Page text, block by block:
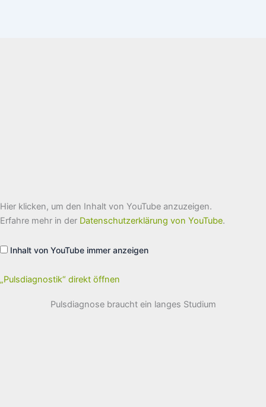
„Pulsdiagnostik“
von
YouTube
Hier klicken, um den Inhalt von YouTube anzuzeigen.
Erfahre mehr in der Datenschutzerklärung von YouTube.
Inhalt von YouTube immer anzeigen
„Pulsdiagnostik“ direkt öffnen
Pulsdiagnose braucht ein langes Studium